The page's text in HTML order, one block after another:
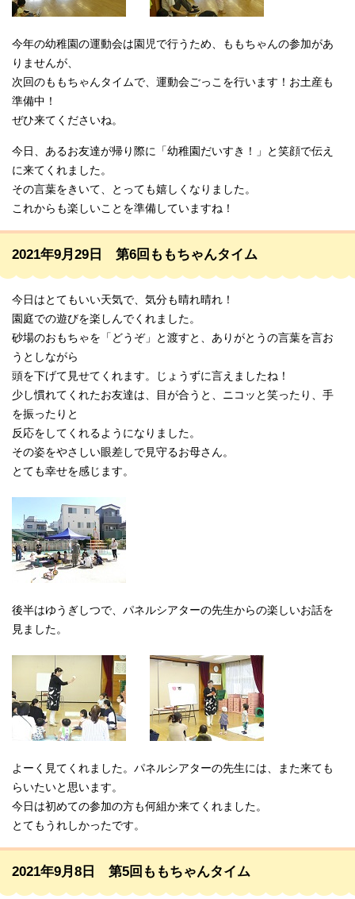
今年の幼稚園の運動会は園児で行うため、ももちゃんの参加があ
りませんが、
次回のももちゃんタイムで、運動会ごっこを行います！お土産も
準備中！
ぜひ来てくださいね。
今日、あるお友達が帰り際に「幼稚園だいすき！」と笑顔で伝え
に来てくれました。
その言葉をきいて、とっても嬉しくなりました。
これからも楽しいことを準備していますね！
2021年9月29日 第6回ももちゃんタイム
今日はとてもいい天気で、気分も晴れ晴れ！
園庭での遊びを楽しんでくれました。
砂場のおもちゃを「どうぞ」と渡すと、ありがとうの言葉を言お
うとしながら
頭を下げて見せてくれます。じょうずに言えましたね！
少し慣れてくれたお友達は、目が合うと、ニコッと笑ったり、手
を振ったりと
反応をしてくれるようになりました。
その姿をやさしい眼差しで見守るお母さん。
とても幸せを感じます。
後半はゆうぎしつで、パネルシアターの先生からの楽しいお話を
見ました。
よーく見てくれました。パネルシアターの先生には、また来ても
らいたいと思います。
今日は初めての参加の方も何組か来てくれました。
とてもうれしかったです。
2021年9月8日 第5回ももちゃんタイム